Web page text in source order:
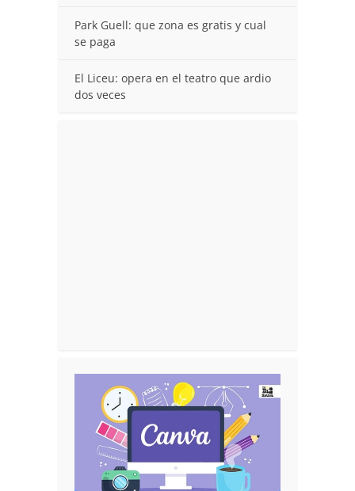
Park Guell: que zona es gratis y cual
se paga
El Liceu: opera en el teatro que ardio
dos veces